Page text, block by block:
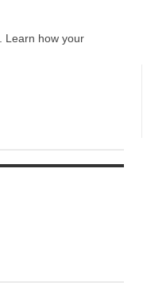
Learn how your